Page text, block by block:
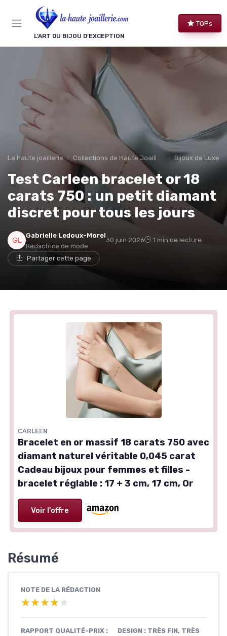
L’ART DU BIJOU D’EXCEPTION
TOPs
La haute joaillerie Collections de Haute Joaillerie Bijoux de Luxe
Test Carleen bracelet or 18
carats 750 : un petit diamant
discret pour tous les jours
Gabrielle Ledoux-Morel
Rédactrice de mode
30 juin 2026 1 min de lecture
Partager cette page
CARLEEN
Bracelet en or massif 18 carats 750 avec
diamant naturel véritable 0,045 carat
Cadeau bijoux pour femmes et filles -
bracelet réglable : 17 + 3 cm, 17 cm, Or
Voir l'offre
Résumé
NOTE DE LA RÉDACTION
★★★★★
★★★★★
RAPPORT QUALITÉ-PRIX :
DESIGN : TRÈS FIN, TRÈS
Panneau de gestion des cookies